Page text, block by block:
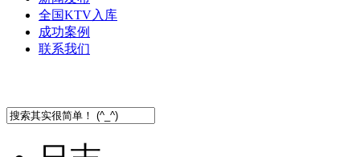
全国KTV入库
成功案例
联系我们